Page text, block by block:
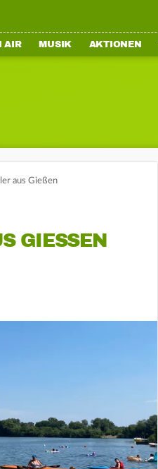
AIR MUSIK AKTIONEN
aus Gießen
GIESSEN